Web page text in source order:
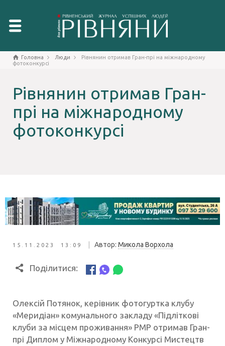
Головна Люди
Рівнянин отримав Гран-прі на міжнародному
фотоконкурсі
Рівнянин отримав Гран-
прі на міжнародному
фотоконкурсі
15.11.2023 13:09 Автор: Микола Ворхола
Поділитися:
Олексій Потянок, керівник фотогуртка клубу
«Меридіан» комунального закладу «Підліткові
клуби за місцем проживання» РМР отримав Гран-
прі Диплом у Міжнародному Конкурсі Мистецтв